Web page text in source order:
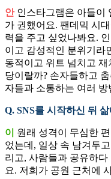
안인스타그램은 아들이
가 권했어요. 팬데믹 시
력을 주고 싶었나봐요.
이고 감성적인 분위기라
동적이고 위트 넘치고
당이랄까? 손자들하고
자들과 소통하는 여러 방
Q. SNS를 시작하신 뒤
이
원래 성격이 무심한
었는데, 일상 속 남겨두
리고, 사람들과 공유하
요. 저희가 공원 근처에